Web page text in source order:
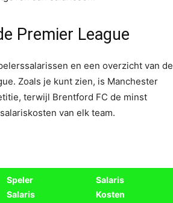
Premier League
en een overzicht van de
Zoals je kunt zien, is Manchester
terwijl Brentford FC de minst
van elk team.
Speler
Salaris
Salaris
Kosten